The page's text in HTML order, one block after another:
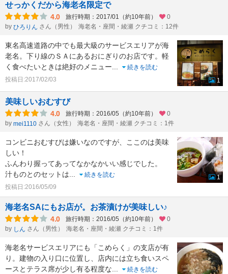
せっかくだから海老名限定で
4.0 旅行時期：2017/01（約10年前）
0
by ひろりん さん（男性） 海老名・座間・綾瀬 クチコミ：12件
東名高速道路の中でも最大級のサービスエリアが海
老名。下り線のＳＡにあるおにぎりのお店です。軽
く食べたいときは絶好のメニュー...
続きを読む
投稿日:2017/02/03
1
美味しいおむすび
4.0 旅行時期：2016/05（約10年前）
0
by mei1110 さん（女性） 海老名・座間・綾瀬 クチコミ：1件
コンビニおむすびは嫌いなのですが、ここのは美味
しい！
ふんわり握ってあってなかなかいい感じでした。
汁ものとのセットは...
続きを読む
投稿日:2016/05/09
1
海老名SAにもお店が。お茶漬けが美味しい♪
4.0 旅行時期：2016/05（約10年前）
0
by しん さん（男性） 海老名・座間・綾瀬 クチコミ：1件
海老名サービスエリアにも「こめらく」の支店が有
り。建物の入り口に位置し、店内には立ち食いスペ
ースとテラス席が少し有る程度な...
続きを読む